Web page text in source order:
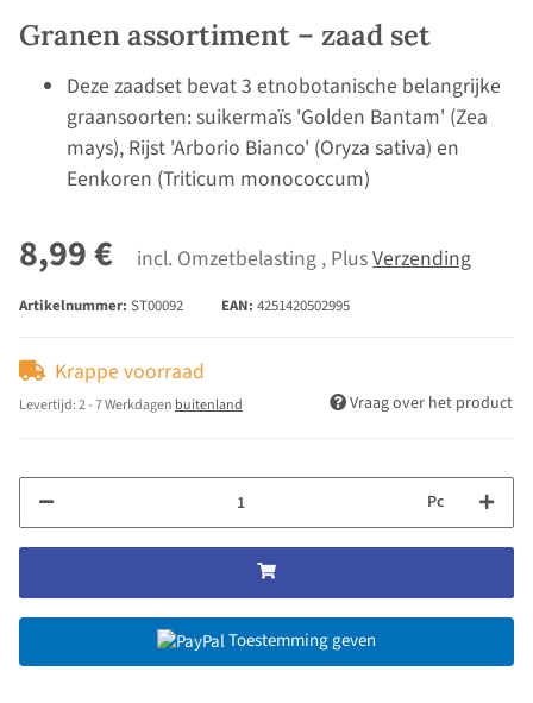
Granen assortiment – zaad set
Deze zaadset bevat 3 etnobotanische belangrijke
graansoorten: suikermaïs 'Golden Bantam' (Zea
mays), Rijst 'Arborio Bianco' (Oryza sativa) en
Eenkoren (Triticum monococcum)
8,99 € incl. Omzetbelasting , PlusVerzending
Artikelnummer: ST00092 EAN: 4251420502995
Krappe voorraad
Levertijd:2 - 7 Werkdagen buitenland Vraag over het product
Pc
Toestemming geven